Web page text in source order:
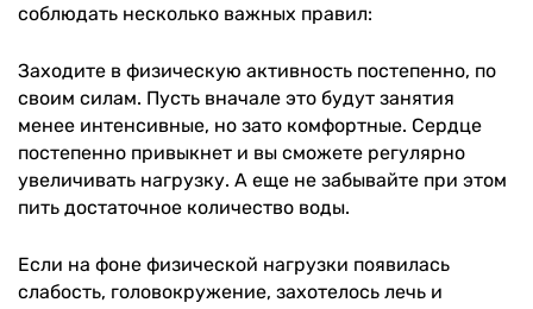
соблюдать несколько важных правил:
Заходите в физическую активность постепенно, по
своим силам. Пусть вначале это будут занятия
менее интенсивные, но зато комфортные. Сердце
постепенно привыкнет и вы сможете регулярно
увеличивать нагрузку. А еще не забывайте при этом
пить достаточное количество воды.
Если на фоне физической нагрузки появилась
слабость, головокружение, захотелось лечь и